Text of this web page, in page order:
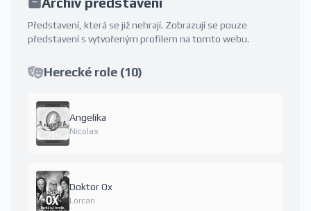
Představení, která se již nehrají. Zobrazují se pouze
představení s vytvořeným profilem na tomto webu.
Herecké role (10)
Angelika
Nicolas
Doktor Ox
Lorcan